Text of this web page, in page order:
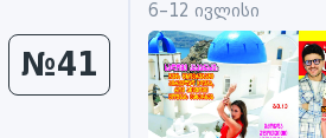
№41
6–12 ივლისი